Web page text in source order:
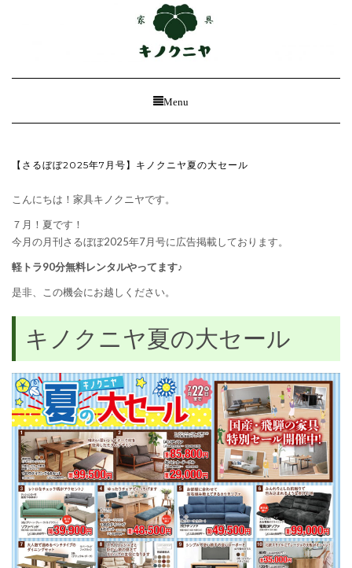
Toggle
Menu
【さるぼぼ2025年7月号】キノクニヤ夏の大セール
こんにちは！家具キノクニヤです。
７月！夏です！
今月の月刊さるぼぼ2025年7月号に広告掲載しております。
軽トラ90分無料レンタルやってます♪
是非、この機会にお越しください。
キノクニヤ夏の大セール